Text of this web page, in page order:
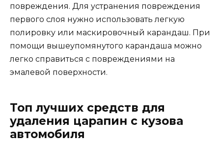
повреждения. Для устранения повреждения
первого слоя нужно использовать легкую
полировку или маскировочный карандаш. При
помощи вышеупомянутого карандаша можно
легко справиться с повреждениями на
эмалевой поверхности.
Топ лучших средств для
удаления царапин с кузова
автомобиля